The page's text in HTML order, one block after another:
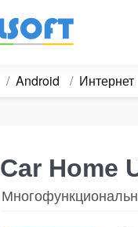
Android Интернет
Car Home